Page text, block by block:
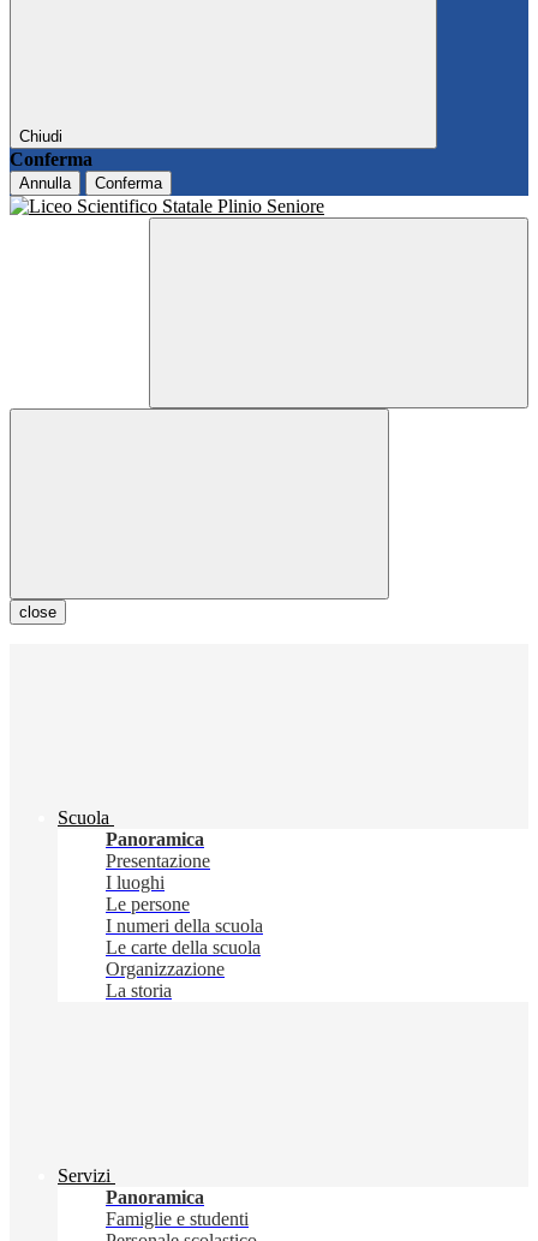
Chiudi
Conferma
Annulla Conferma
close
Scuola
Panoramica
Presentazione
I luoghi
Le persone
I numeri della scuola
Le carte della scuola
Organizzazione
La storia
Servizi
Panoramica
Famiglie e studenti